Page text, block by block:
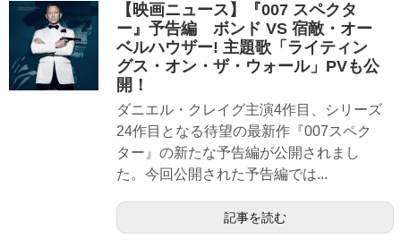
【映画ニュース】『007 スペクタ
ー』予告編 ボンド VS 宿敵・オー
ベルハウザー! 主題歌「ライティン
グス・オン・ザ・ウォール」PVも公
開！
ダニエル・クレイグ主演4作目、シリーズ
24作目となる待望の最新作『007スペク
ター』の新たな予告編が公開されまし
た。今回公開された予告編では...
記事を読む